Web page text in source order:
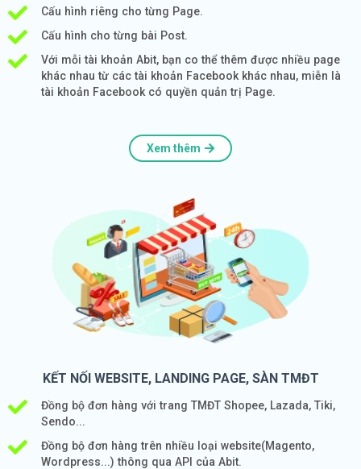
Cấu hình riêng cho từng Page.
Cấu hình cho từng bài Post.
Với mỗi tài khoản Abit, bạn co thể thêm được nhiều page
khác nhau từ các tài khoản Facebook khác nhau, miễn là
tài khoản Facebook có quyền quản trị Page.
Xem thêm
KẾT NỐI WEBSITE, LANDING PAGE, SÀN TMĐT
Đồng bộ đơn hàng với trang TMĐT Shopee, Lazada, Tiki,
Sendo...
Đồng bộ đơn hàng trên nhiều loại website(Magento,
Wordpress...) thông qua API của Abit.